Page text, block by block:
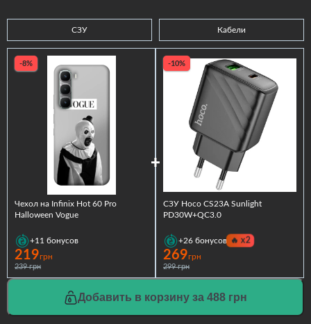
СЗУ Кабели
-8%
Чехол на Infinix Hot 60 Pro
Halloween Vogue
+11 бонусов
219грн
239 грн
-10%
СЗУ Hoco CS23A Sunlight
PD30W+QC3.0
+26 бонусов 🔥x2
269грн
299 грн
Добавить в корзину за 488 грн